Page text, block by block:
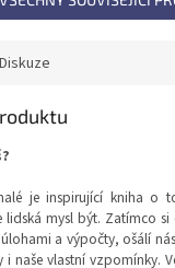
Diskuze
je inspirující kniha o
lidská mysl být. Zatímco
a výpočty, ošálí
naše vlastní vzpomínky.